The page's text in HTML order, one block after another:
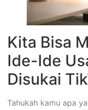
Kita Bisa
Ide-Ide
Disukai
Tahukah kamu apa